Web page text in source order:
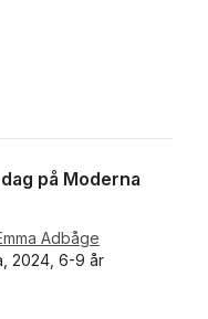
antal röster:
på Moderna
Adbåge
2024, 6-9 år
antal röster: